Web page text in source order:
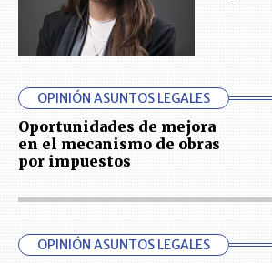
OPINIÓN ASUNTOS LEGALES
Oportunidades de mejora
en el mecanismo de obras
por impuestos
OPINIÓN ASUNTOS LEGALES